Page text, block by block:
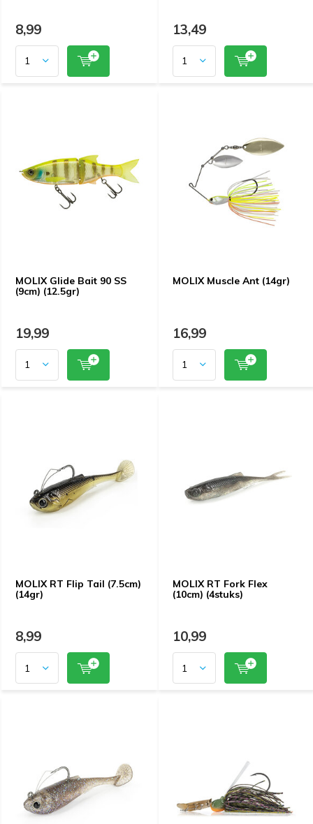
8,99 13,49
MOLIX Glide Bait 90 SS
(9cm) (12.5gr)
19,99
MOLIX Muscle Ant (14gr)
16,99
MOLIX RT Flip Tail (7.5cm)
(14gr)
8,99
MOLIX RT Fork Flex
(10cm) (4stuks)
10,99